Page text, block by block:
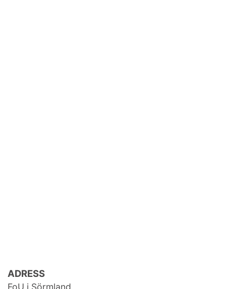
ADRESS
FoU i Sörmland